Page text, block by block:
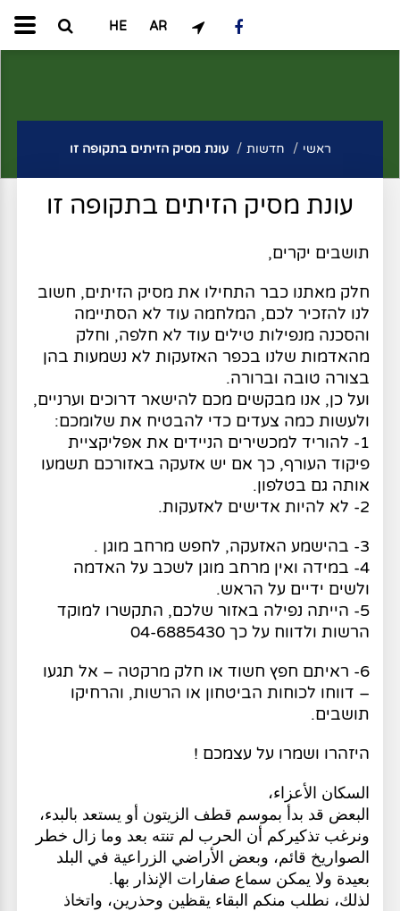
AR
HE
ראשי חדשות עונת מסיק הזיתים בתקופה זו
עונת מסיק הזיתים בתקופה זו
תושבים יקרים,
חלק מאתנו כבר התחילו את מסיק הזיתים, חשוב
לנו להזכיר לכם, המלחמה עוד לא הסתיימה
והסכנה מנפילות טילים עוד לא חלפה, וחלק
מהאדמות שלנו בכפר האזעקות לא נשמעות בהן
בצורה טובה וברורה.
ועל כן, אנו מבקשים מכם להישאר דרוכים וערניים,
ולעשות כמה צעדים כדי להבטיח את שלומכם:
1- להוריד למכשירים הניידים את אפליקציית
פיקוד העורף, כך אם יש אזעקה באזורכם תשמעו
אותה גם בטלפון.
2- לא להיות אדישים לאזעקות.
3- בהישמע האזעקה, לחפש מרחב מוגן .
4- במידה ואין מרחב מוגן לשכב על האדמה
ולשים ידיים על הראש.
5- הייתה נפילה באזור שלכם, התקשרו למוקד
הרשות ולדווח על כך 04-6885430
6- ראיתם חפץ חשוד או חלק מרקטה – אל תגעו
– דווחו לכוחות הביטחון או הרשות, והרחיקו
תושבים.
היזהרו ושמרו על עצמכם !
السكان الأعزاء،
البعض قد بدأ بموسم قطف الزيتون أو يستعد بالبدء،
ونرغب تذكيركم أن الحرب لم تنته بعد وما زال خطر
الصواريخ قائم، وبعض الأراضي الزراعية في البلد
بعيدة ولا يمكن سماع صفارات الإنذار بها.
لذلك، نطلب منكم البقاء يقظين وحذرين، واتخاذ